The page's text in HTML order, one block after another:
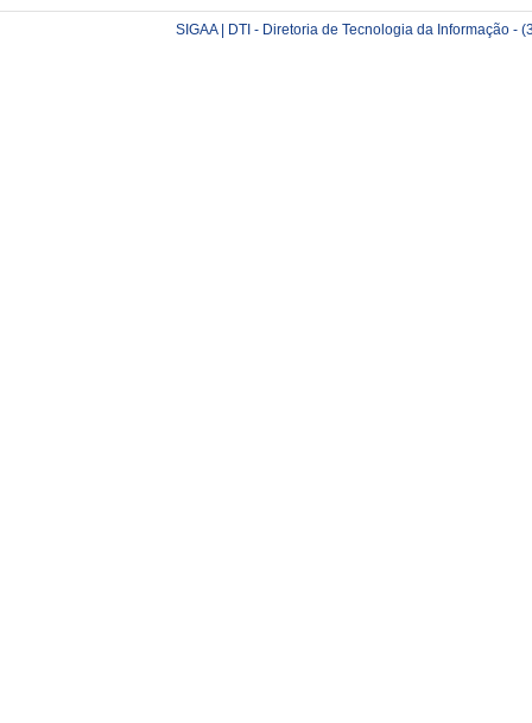
SIGAA | DTI - Diretoria de Tecnologia da Informação